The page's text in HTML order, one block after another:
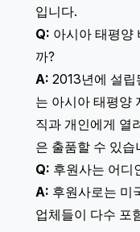
입니다.
Q: 아시아 태평양
까?
A: 2013년에 설립
는 아시아 태평양
직과 개인에게 열
은 출품할 수 있습
Q: 후원사는 어디
A: 후원사로는 미
업체들이 다수 포